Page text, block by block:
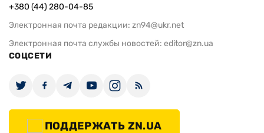
+380 (44) 280-04-85
Электронная почта редакции: zn94@ukr.net
Электронная почта службы новостей: editor@zn.ua
СОЦСЕТИ
ПОДДЕРЖАТЬ ZN.UA